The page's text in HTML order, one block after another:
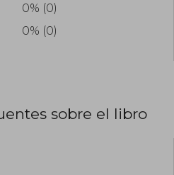
0% (0)
0% (0)
sobre el libro